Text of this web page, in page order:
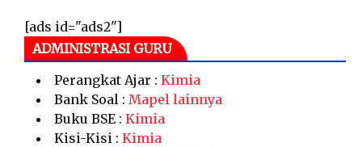
[ads id="ads2"]
ADMINISTRASI GURU
Perangkat Ajar : Kimia
Bank Soal : Mapel lainnya
Buku BSE : Kimia
Kisi-Kisi : Kimia